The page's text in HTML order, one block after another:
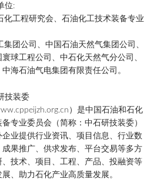
位:
工程研究会、石油化工技术装备专业
团公司、中国石油天然气集团公司、
球工程公司、中石化天然气分公司、
海石油气电集团有限责任公司。
装委
）是中国石油和石化
专业委员会（简称：中石研技装委）
业提供行业资讯、项目信息、行业数
果推广、供求发布、平台交易等多方
技术、项目、工程、产品、投融资等
、助力石化产业高质量发展。